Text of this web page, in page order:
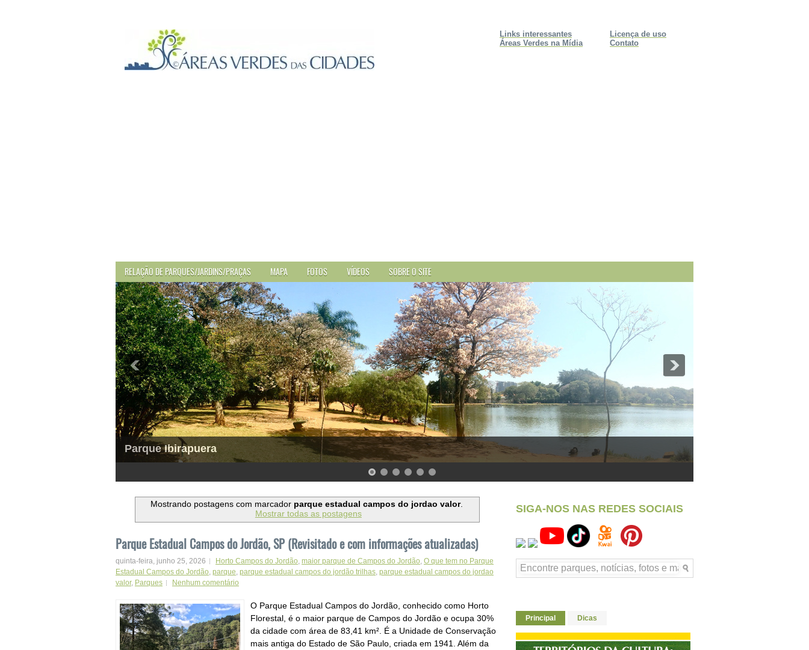
Licença de uso
Contato
Links interessantes
Áreas Verdes na Mídia
RELAÇÃO DE PARQUES/JARDINS/PRAÇAS MAPA FOTOS VÍDEOS SOBRE O SITE
Parque Ibirapuera
Mostrando postagens com marcador parque estadual campos do jordao valor.
Mostrar todas as postagens
Parque Estadual Campos do Jordão, SP (Revisitado e com informações atualizadas)
quinta-feira, junho 25, 2026 Horto Campos do Jordão maior parque de Campos do Jordão O que tem no Parque
Estadual Campos do Jordão parque parque estadual campos do jordão trilhas parque estadual campos do jordao
valor, Parques Nenhum comentário
O Parque Estadual Campos do Jordão, conhecido como Horto
Florestal, é o maior parque de Campos do Jordão e ocupa 30%
da cidade com área de 83,41 km². É a Unidade de Conservação
mais antiga do Estado de São Paulo, criada em 1941. Além da
SIGA-NOS NAS REDES SOCIAIS
Principal Dicas